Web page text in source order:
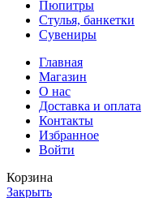
Пюпитры
Стулья, банкетки
Сувениры
Главная
Магазин
О нас
Доставка и оплата
Контакты
Избранное
Войти
Корзина
Закрыть